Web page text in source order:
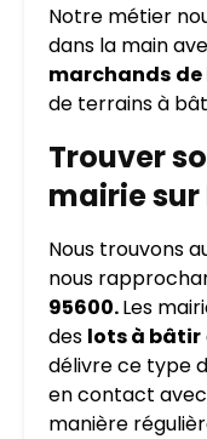
Notre métier
dans la main
marchands de
de terrains à
Trouver
mairie sur
Nous trouvons
nous
95600.Les
des lots à bâtir
délivre ce type
en contact avec
manière